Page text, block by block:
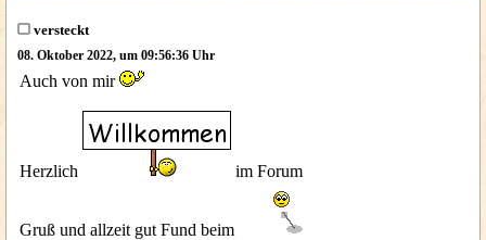
versteckt
08. Oktober 2022, um 09:56:36 Uhr
Auch von mir
Herzlich im Forum
Gruß und allzeit gut Fund beim